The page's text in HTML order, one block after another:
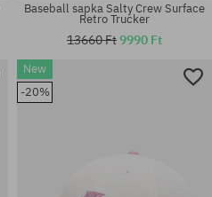
univerzális méret
Baseball sapka Salty Crew Surface
Retro Trucker
13660 Ft9990 Ft
New
-20%